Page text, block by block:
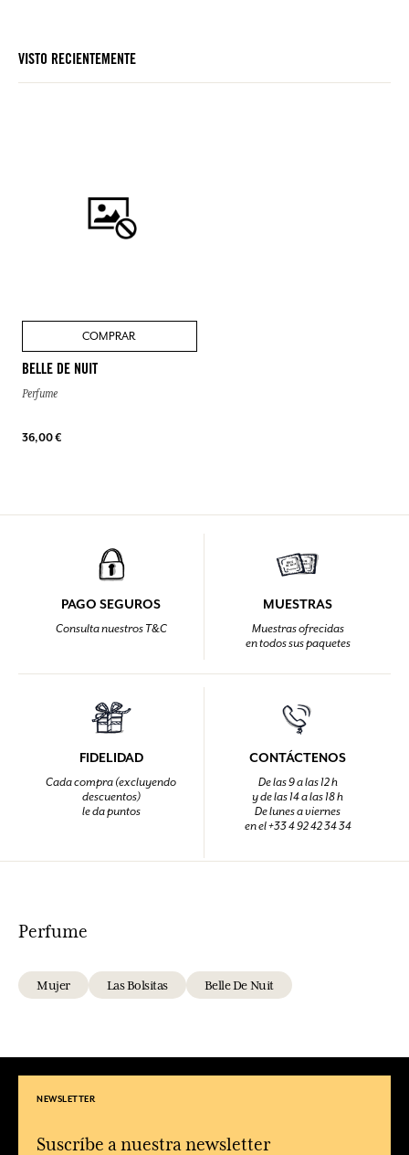
VISTO RECIENTEMENTE
COMPRAR
BELLE DE NUIT
Perfume
36,00 €
PAGO SEGUROS
Consulta nuestros T&C
MUESTRAS
Muestras ofrecidas
en todos sus paquetes
FIDELIDAD
Cada compra (excluyendo
descuentos)
le da puntos
CONTÁCTENOS
De las 9 a las 12 h
y de las 14 a las 18 h
De lunes a viernes
en el +33 4 92 42 34 34
Perfume
Mujer Las Bolsitas Belle De Nuit
NEWSLETTER
Suscríbe a nuestra newsletter